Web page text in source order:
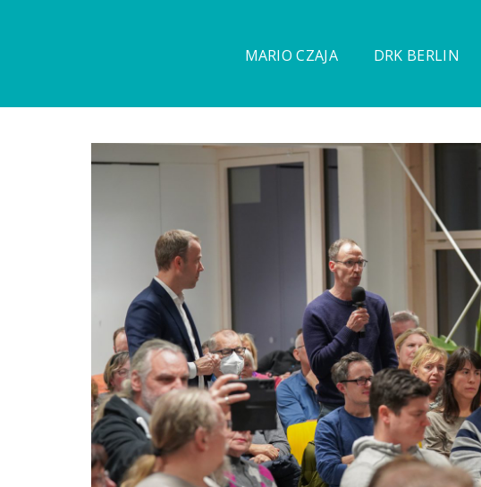
MARIO CZAJA DRK BERLIN